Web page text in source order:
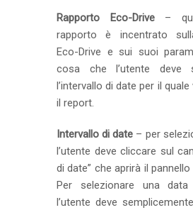
Rapporto Eco-Drive–
rapporto è incentrato
Eco-Drive e sui suoi
cosa che l’utente deve
l’intervallo di date per il
il report.
Intervallo di date – per
l’utente deve cliccare sul
di date” che aprirà il
Per selezionare una
l’utente deve